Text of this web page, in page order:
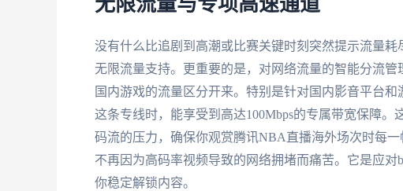
无限流量与专项高速通道
没有什么比追剧到高潮或比赛关键时刻突然提示流量
无限流量支持。更重要的是，对网络流量的智能分流
国内游戏的流量区分开来。特别是针对国内影音平台
这条专线时，能享受到高达100Mbps的专属带宽保障
码流的压力，确保你观赏腾讯NBA直播海外场次时每
不再因为高码率视频导致的网络拥堵而痛苦。它是应
你稳定解锁内容。